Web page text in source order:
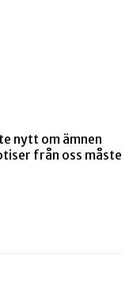
nytt om ämnen
från oss måste